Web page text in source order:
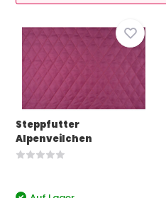
Steppfutter
Alpenveilchen